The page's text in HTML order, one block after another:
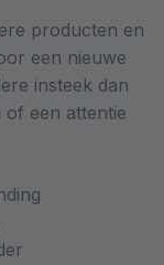
producten en
een nieuwe
insteek dan
of een attentie